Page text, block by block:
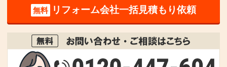
無料 リフォーム会社一括見積もり依頼